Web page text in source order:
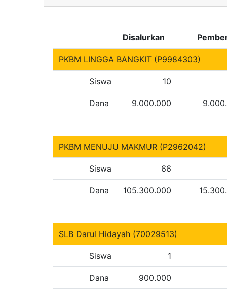
Disalurkan
PKBM LINGGA BANGKIT (P9984303)
Siswa 10
Dana 9.000.000
PKBM MENUJU MAKMUR (P2962042)
Siswa 66
Dana 105.300.000
SLB Darul Hidayah (70029513)
Siswa 1
Dana 900.000